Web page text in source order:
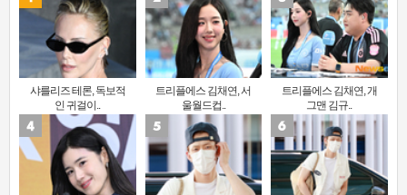
샤를리즈 테론, 독보적
인 귀걸이..
트리플에스 김채연, 서
울월드컵..
트리플에스 김채연, 개
그맨 김규..